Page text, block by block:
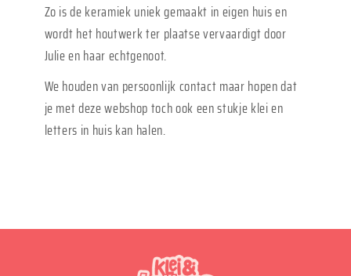
Zo is de keramiek uniek gemaakt in eigen huis en
wordt het houtwerk ter plaatse vervaardigt door
Julie en haar echtgenoot.
We houden van persoonlijk contact maar hopen dat
je met deze webshop toch ook een stukje klei en
letters in huis kan halen.